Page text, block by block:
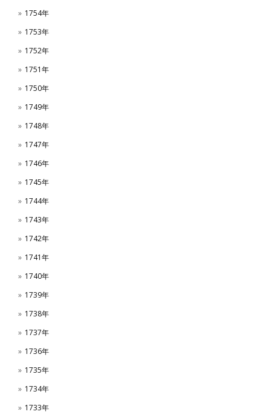
1754年
1753年
1752年
1751年
1750年
1749年
1748年
1747年
1746年
1745年
1744年
1743年
1742年
1741年
1740年
1739年
1738年
1737年
1736年
1735年
1734年
1733年